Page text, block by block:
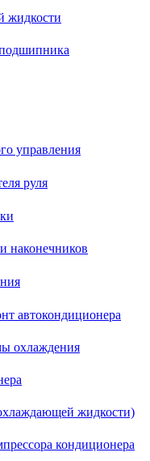
жидкости
управления
руля
наконечников
автокондиционера
охлаждения
жидкости)
кондиционера